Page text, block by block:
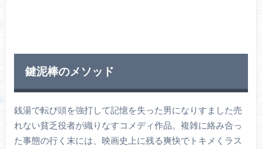
鍵泥棒のメソッド
銭湯で転び頭を強打して記憶を失った男になりすました売
れない貧乏役者が織りなすコメディ作品。複雑に絡み合っ
た事態の行く末には、映画史上に残る爽快でトキメくラス